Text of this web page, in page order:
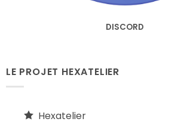
DISCORD
LE PROJET HEXATELIER
Hexatelier